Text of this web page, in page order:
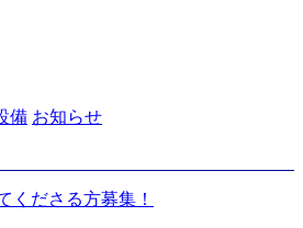
備 お知らせ